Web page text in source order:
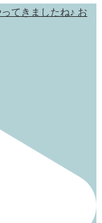
てきましたね♪ お